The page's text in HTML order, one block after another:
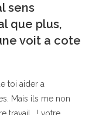
sens
que plus,
voit a cote
toi aider a
Mais ils me non